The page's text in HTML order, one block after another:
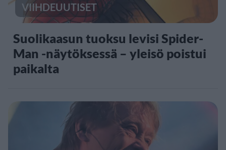
VIIHDEUUTISET
Suolikaasun tuoksu levisi Spider-
Man -näytöksessä – yleisö poistui
paikalta